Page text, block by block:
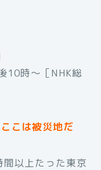
時〜［NHK総
こは被災地だ
間以上たった東京